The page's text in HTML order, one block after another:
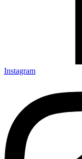
Instagram